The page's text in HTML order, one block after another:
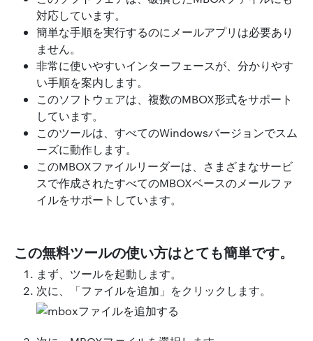
対応しています。
簡単な手順を実行するのにメールアプリは必要あり
ません。
非常に使いやすいインターフェースが、分かりやす
い手順を案内します。
このソフトウェアは、複数のMBOX形式をサポート
しています。
このツールは、すべてのWindowsバージョンでスム
ーズに動作します。
このMBOXファイルリーダーは、さまざまなサービ
スで作成されたすべてのMBOXベースのメールファ
イルをサポートしています。
この無料ツールの使い方はとても簡単です。
まず、ツールを起動します。
次に、「ファイルを追加」をクリックします。